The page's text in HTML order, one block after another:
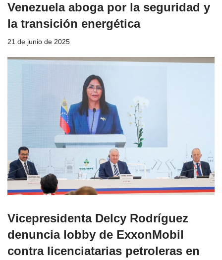
Venezuela aboga por la seguridad y
la transición energética
21 de junio de 2025
Vicepresidenta Delcy Rodríguez
denuncia lobby de ExxonMobil
contra licenciatarias petroleras en